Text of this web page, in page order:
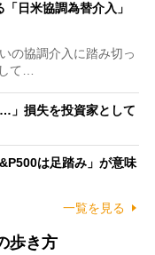
日米協調為替介入」
の協調介入に踏み切っ
て…
」損失を投資家として
は足踏み」が意味
一覧を見る
歩き方